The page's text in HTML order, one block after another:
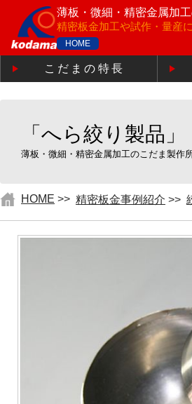
薄板・微細・精密金属加
精密板金加工や試作・量産
HOME
こだまの特長
「へら絞り製品」
薄板・微細・精密金属加工のこだま製作
HOME >> 精密板金事例紹介 >>